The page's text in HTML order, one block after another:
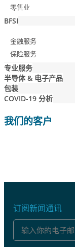
零售业
BFSI
金融服务
保险服务
专业服务
半导体 & 电子产品
包装
COVID-19 分析
我们的客户
订阅新闻通讯